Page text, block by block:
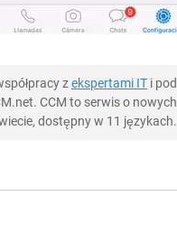
zekspertami IT i pod
CCM to serwis o nowych
dostępny w 11 językach.